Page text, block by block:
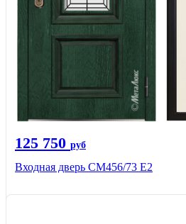
125 750 руб
Входная дверь СМ456/73 Е2